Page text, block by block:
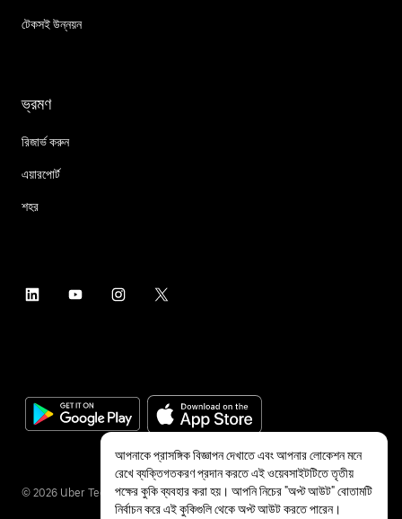
টেকসই উন্নয়ন
ভ্রমণ
রিজার্ভ করুন
এয়ারপোর্ট
শহর
© 2026 Uber Technologies Inc.
আপনাকে প্রাসঙ্গিক বিজ্ঞাপন দেখাতে এবং আপনার লোকেশন মনে
রেখে ব্যক্তিগতকরণ প্রদান করতে এই ওয়েবসাইটটিতে তৃতীয়
পক্ষের কুকি ব্যবহার করা হয়। আপনি নিচের "অপ্ট আউট" বোতামটি
নির্বাচন করে এই কুকিগুলি থেকে অপ্ট আউট করতে পারেন।